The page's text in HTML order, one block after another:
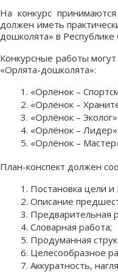
На конкурс
должен иметь
дошколята» в Республике
Конкурсные работы
«Орлята-дошколята»:
«Орлёнок –
«Орлёнок –
«Орлёнок –
«Орлёнок – Лидер»
«Орлёнок –
План-конспект должен
Постановка цели и
Описание
Предварительная
Словарная работа;
Продуманная
Целесообразное
Аккуратность,